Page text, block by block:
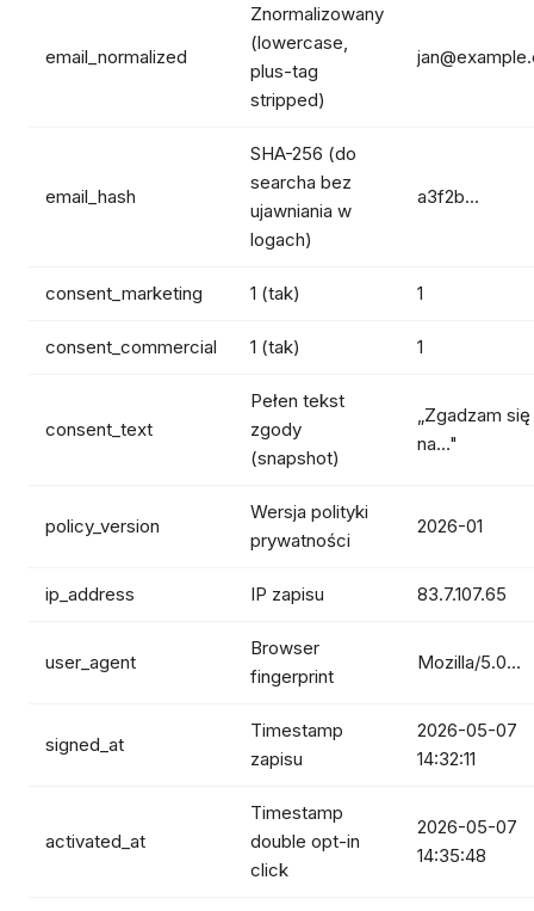
email_normalized
Znormalizowany
(lowercase,
plus-tag
stripped)
email_hash
SHA-256 (do
searcha bez
ujawniania w
logach)
a3f2b...
consent_marketing 1 (tak) 1
consent_commercial 1 (tak) 1
consent_text
Pełen tekst
zgody
(snapshot)
„Zgadzam się
na…"
policy_version
Wersja polityki
prywatności
2026-01
ip_address IP zapisu 83.7.107.65
user_agent
Browser
fingerprint
Mozilla/5.0…
signed_at
Timestamp
zapisu
2026-05-07
14:32:11
activated_at
Timestamp
double opt-in
click
2026-05-07
14:35:48